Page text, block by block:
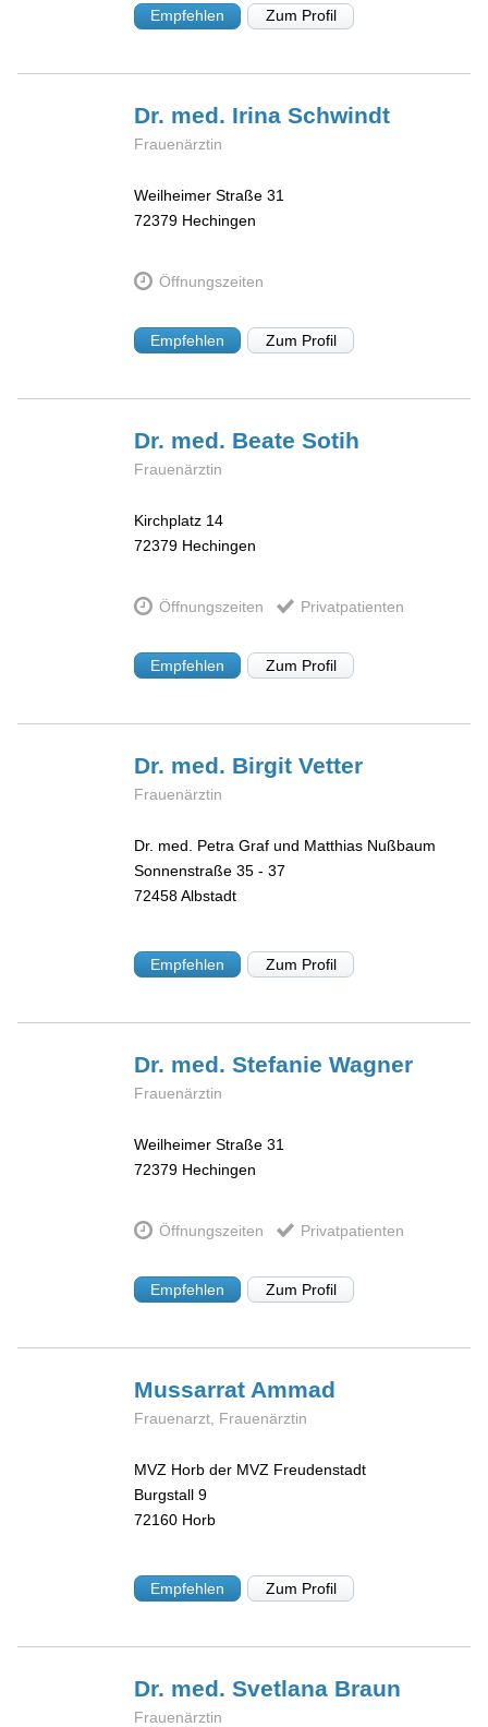
Empfehlen Zum Profil
Dr. med. IrinaSchwindt
Frauenärztin
Weilheimer Straße 31
72379 Hechingen
Öffnungszeiten
Empfehlen Zum Profil
Dr. med. BeateSotih
Frauenärztin
Kirchplatz 14
72379 Hechingen
Öffnungszeiten Privatpatienten
Empfehlen Zum Profil
Dr. med. BirgitVetter
Frauenärztin
Dr. med. Petra Graf und Matthias Nußbaum
Sonnenstraße 35 - 37
72458Albstadt
Empfehlen Zum Profil
Dr. med. StefanieWagner
Frauenärztin
Weilheimer Straße 31
72379 Hechingen
Öffnungszeiten Privatpatienten
Empfehlen Zum Profil
Mussarrat Ammad
Frauenarzt, Frauenärztin
MVZ Horb der MVZ Freudenstadt
Burgstall 9
72160 Horb
Empfehlen Zum Profil
Dr. med. Svetlana Braun
Frauenärztin